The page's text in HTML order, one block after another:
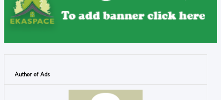
Author of Ads